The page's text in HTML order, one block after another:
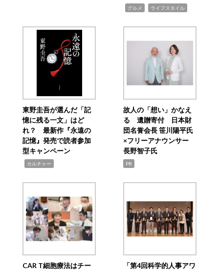
グルメ ライフスタイル
東野圭吾が選んだ「記
憶に残る一文」はど
れ？ 最新作『永遠の
記憶』発売で読者参加
型キャンペーン
カルチャー
故人の「想い」かなえ
る 遺贈寄付 日本財
団名誉会長 笹川陽平氏
×フリーアナウンサー
長野智子氏
PR
CAR T細胞療法はチー
「第4回科学的人事アワ